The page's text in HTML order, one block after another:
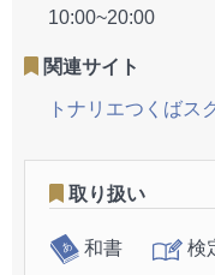
10:00~20:00
関連サイト
トナリエつくばス
取り扱い
和書 検